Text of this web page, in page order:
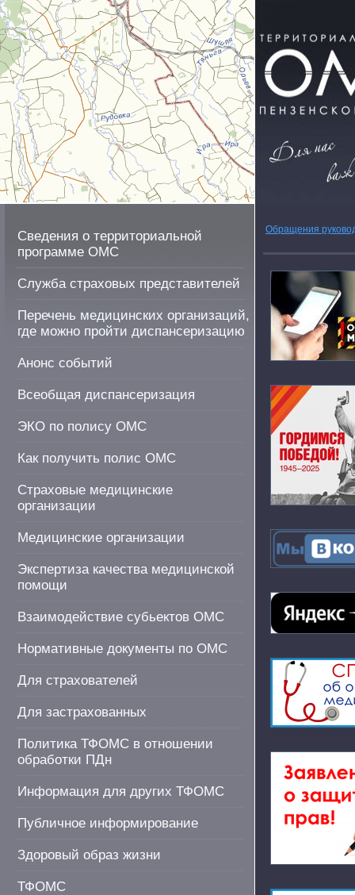
Сведения о территориальной
программе ОМС
Служба страховых представителей
Перечень медицинских организаций,
где можно пройти диспансеризацию
Анонс событий
Всеобщая диспансеризация
ЭКО по полису ОМС
Как получить полис ОМС
Страховые медицинские
организации
Медицинские организации
Экспертиза качества медицинской
помощи
Взаимодействие субьектов ОМС
Нормативные документы по ОМС
Для страхователей
Для застрахованных
Политика ТФОМС в отношении
обработки ПДн
Информация для других ТФОМС
Публичное информирование
Здоровый образ жизни
ТФОМС
Обращения